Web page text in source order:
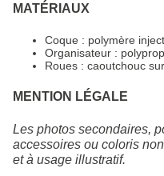
MATÉRIAUX
Coque : polymère
Organisateur :
Roues : caoutchouc
MENTION LÉGALE
Les photos secondaires,
accessoires ou coloris
et à usage illustratif.